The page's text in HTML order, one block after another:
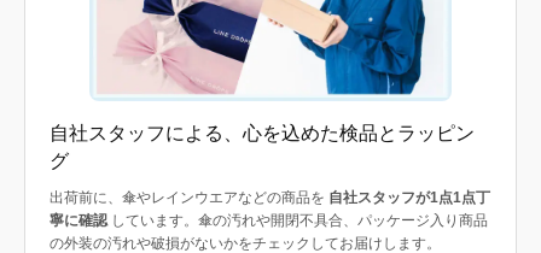
自社スタッフによる、心を込めた検品とラッピン
グ
出荷前に、傘やレインウエアなどの商品を 自社スタッフが1点1点丁
寧に確認 しています。傘の汚れや開閉不具合、パッケージ入り商品
の外装の汚れや破損がないかをチェックしてお届けします。